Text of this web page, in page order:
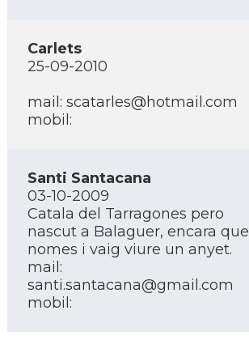
Carlets
25-09-2010
mail: scatarles@hotmail.com
mobil:
Santi Santacana
03-10-2009
Catala del Tarragones pero
nascut a Balaguer, encara que
nomes i vaig viure un anyet.
mail:
santi.santacana@gmail.com
mobil: